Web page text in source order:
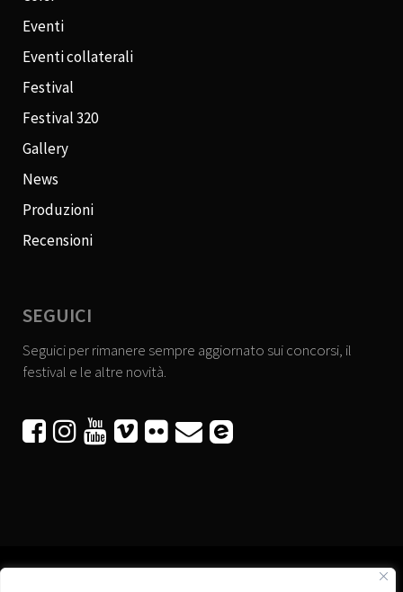
Eventi
Eventi collaterali
Festival
Festival 320
Gallery
News
Produzioni
Recensioni
SEGUICI
Seguici per rimanere sempre aggiornato sui concorsi, il
festival e le altre novità.
     